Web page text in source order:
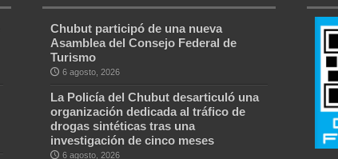
Chubut participó de una nueva
Asamblea del Consejo Federal de
Turismo
6 agosto, 2026
La Policía del Chubut desarticuló una
organización dedicada al tráfico de
drogas sintéticas tras una
investigación de cinco meses
6 agosto, 2026